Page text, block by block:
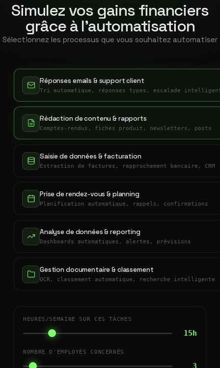
Simulez vos gains financiers
grâce à l'automatisation
Sélectionnez les processus que vous souhaitez automatiser
Réponses emails & support client
Tri automatique, réponses types, escalade
Rédaction de contenu & rapports
Comptes-rendus, fiches produit, newsletters, posts
Saisie de données & facturation
Extraction de factures, rapprochement bancaire, CRM
Prise de rendez-vous & planning
Planification automatique, rappels, confirmations
Analyse de données & reporting
Dashboards automatiques, alertes, prévisions
Gestion documentaire & classement
OCR, classement automatique, recherche intelligente
HEURES/SEMAINE SUR CES TÂCHES
15h
NOMBRE D'EMPLOYÉS CONCERNÉS
3